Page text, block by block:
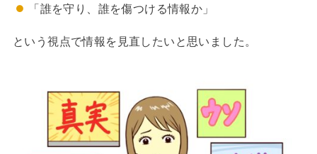
「誰を守り、誰を傷つける情報か」
という視点で情報を見直したいと思いました。